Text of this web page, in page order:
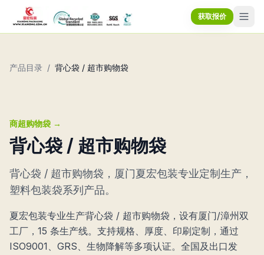
获取报价
产品目录 / 背心袋 / 超市购物袋
商超购物袋 →
背心袋 / 超市购物袋
背心袋 / 超市购物袋，厦门夏宏包装专业定制生产，
塑料包装袋系列产品。
夏宏包装专业生产背心袋 / 超市购物袋，设有厦门/漳州双
工厂，15 条生产线。支持规格、厚度、印刷定制，通过
ISO9001、GRS、生物降解等多项认证。全国及出口发